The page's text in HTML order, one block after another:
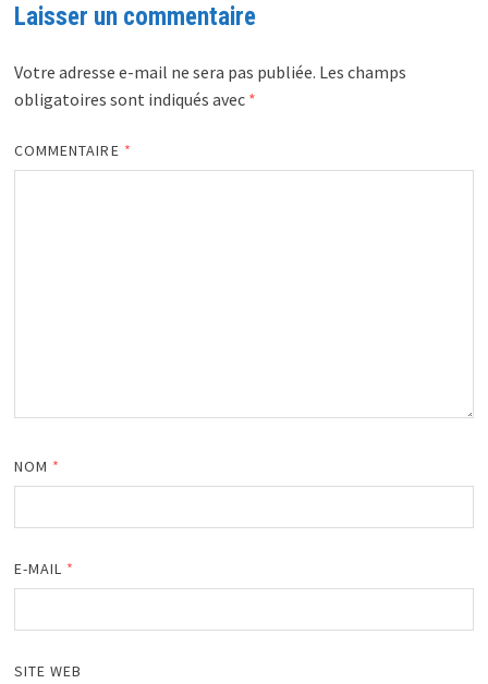
Laisser un commentaire
Votre adresse e-mail ne sera pas publiée. Les champs
obligatoires sont indiqués avec *
COMMENTAIRE *
NOM *
E-MAIL *
SITE WEB